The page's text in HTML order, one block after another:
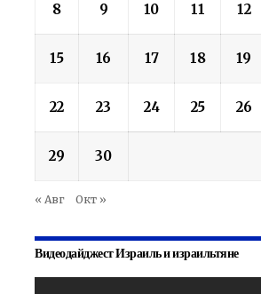
8 9 10 11 12
15 16 17 18 19
22 23 24 25 26
29 30
« Авг Окт »
Видеодайджест Израиль и израильтяне